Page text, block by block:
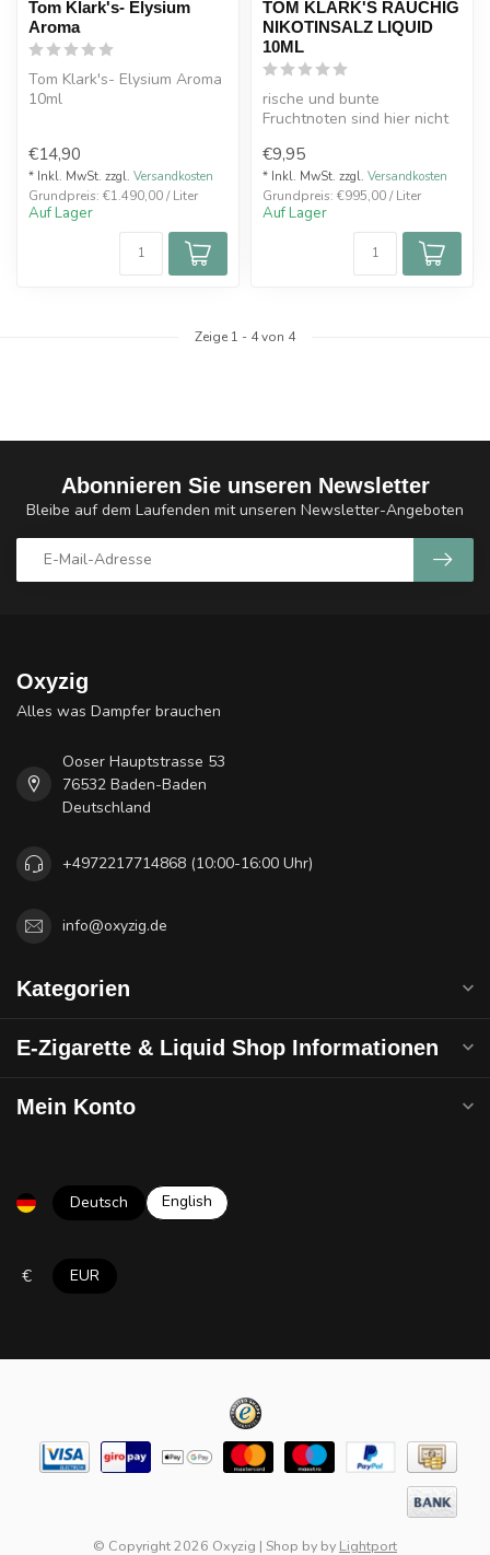
Tom Klark's- Elysium
Aroma
Tom Klark's- Elysium Aroma
10ml
€14,90
* Inkl. MwSt. zzgl. Versandkosten
Grundpreis: €1.490,00 / Liter
Auf Lager
TOM KLARK'S RAUCHIG
NIKOTINSALZ LIQUID
10ML
rische und bunte
Fruchtnoten sind hier nicht
der ta...
€9,95
* Inkl. MwSt. zzgl. Versandkosten
Grundpreis: €995,00 / Liter
Auf Lager
Zeige 1 - 4von 4
Abonnieren Sie unseren Newsletter
Bleibe auf dem Laufenden mit unseren Newsletter-Angeboten
Oxyzig
Alles was Dampfer brauchen
Ooser Hauptstrasse 53
76532 Baden-Baden
Deutschland
+4972217714868 (10:00-16:00 Uhr)
info@oxyzig.de
Kategorien
E-Zigarette & Liquid Shop Informationen
Mein Konto
Deutsch English
€ EUR
© Copyright 2026 Oxyzig | Shop by by Lightport